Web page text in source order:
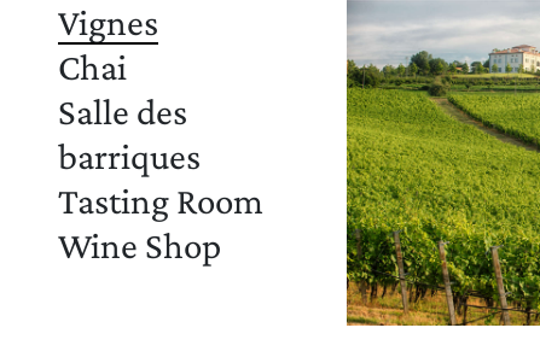
Notre boutique
Vignes
Chai
Salle des
barriques
Tasting Room
Wine Shop